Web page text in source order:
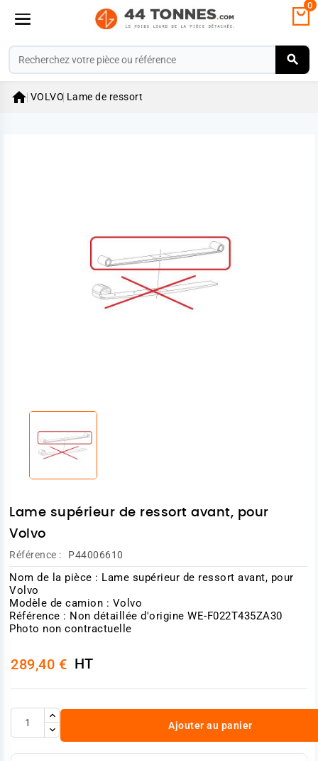
0
 VOLVO Lame de ressort
Lame supérieur de ressort avant, pour
Volvo
Référence : P44006610
Nom de la pièce : Lame supérieur de ressort avant, pour
Volvo
Modèle de camion : Volvo
Référence : Non détaillée d'origine WE-F022T435ZA30
Photo non contractuelle
289,40 € HT
Ajouter au panier